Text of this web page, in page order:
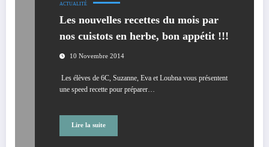
ACTUALITÉ
Les nouvelles recettes du mois par
nos cuistots en herbe, bon appétit !!!
10 Novembre 2014
Les élèves de 6C, Suzanne, Eva et Loubna vous présentent
une speed recette pour préparer…
Lire la suite